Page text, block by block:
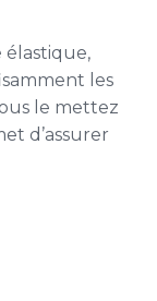
les
le mettez
d’assurer